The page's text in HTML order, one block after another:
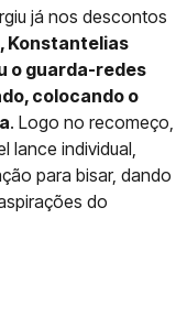
já nos descontos
Konstantelias
o guarda-redes
colocando o
. Logo no recomeço,
lance individual,
para bisar, dando
do